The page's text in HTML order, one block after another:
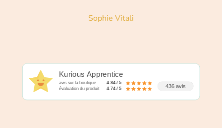
Sophie Vitali
Kurious Apprentice
avis sur la boutique
4.84 / 5
évaluation du produit
4.74 / 5 436 avis